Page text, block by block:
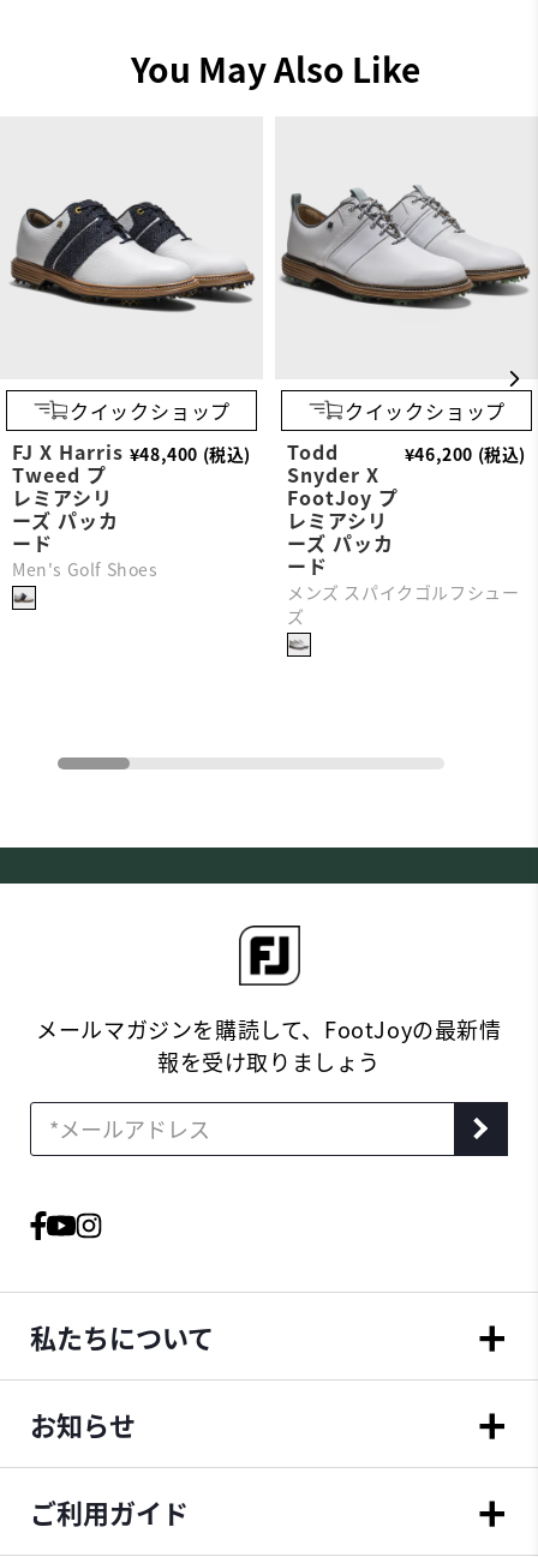
You May Also Like
クイックショップ
FJ X Harris
Tweed プ
レミアシリ
ーズ パッカ
ード
Men's Golf Shoes
¥48,400 (税込)
クイックショップ
Todd
Snyder X
FootJoy プ
レミアシリ
ーズ パッカ
ード
メンズ スパイクゴルフシュー
ズ
¥46,200 (税込)
メールマガジンを購読して、FootJoyの最新情
報を受け取りましょう
私たちについて
お知らせ
ご利用ガイド